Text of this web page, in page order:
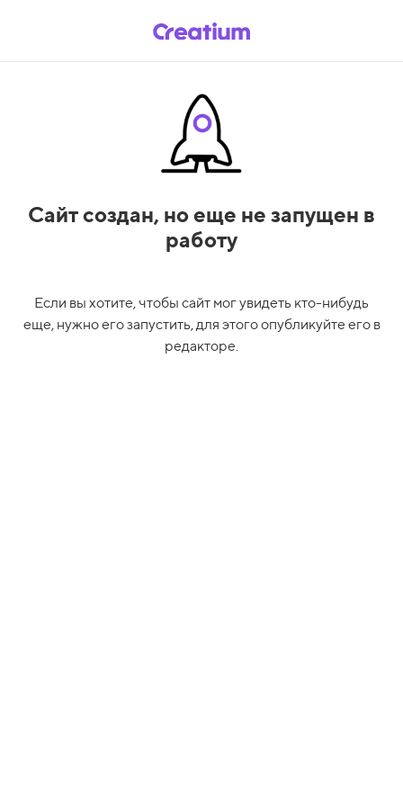
Сайт создан, но еще не запущен в
работу
Если вы хотите, чтобы сайт мог увидеть кто-нибудь
еще, нужно его запустить, для этого опубликуйте его в
редакторе.